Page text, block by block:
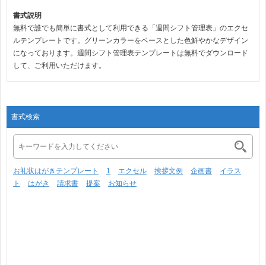
書式説明
無料で誰でも簡単に書式として利用できる「週間シフト管理表」のエクセ
ルテンプレートです。グリーンカラーをベースとした色鮮やかなデザイン
になっております。週間シフト管理表テンプレートは無料でダウンロード
して、ご利用いただけます。
書式検索
お礼状はがきテンプレート 1 エクセル 挨拶文例 企画書
イラス
ト
はがき 請求書 提案 お知らせ